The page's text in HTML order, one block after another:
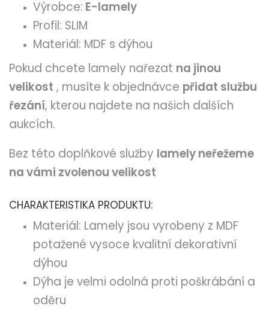
Výrobce: E-lamely
Profil: SLIM
Materiál: MDF s dýhou
Pokud chcete lamely nařezat na jinou
velikost , musíte k objednávce přidat službu
řezání, kterou najdete na našich dalších
aukcích.
Bez této doplňkové služby lamely neřežeme
na vámi zvolenou velikost
CHARAKTERISTIKA PRODUKTU:
Materiál: Lamely jsou vyrobeny z MDF
potažené vysoce kvalitní dekorativní
dýhou
Dýha je velmi odolná proti poškrábání a
oděru